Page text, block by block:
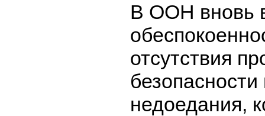
В ООН вновь
отсутствия
безопасности
недоедания,